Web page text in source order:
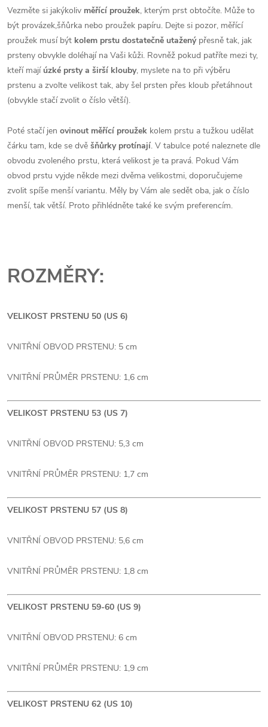
Vezměte si jakýkoliv měřící proužek, kterým prst obtočíte. Může to
být provázek,šňůrka nebo proužek papíru. Dejte si pozor, měřící
proužek musí být kolem prstu dostatečně utaženýpřesně tak, jak
prsteny obvykle doléhají na Vaši kůži. Rovněž pokud patříte mezi ty,
kteří mají úzké prsty a širší klouby, myslete na to při výběru
prstenu a zvolte velikost tak, aby šel prsten přes kloub přetáhnout
(obvykle stačí zvolit o číslo větší).
Poté stačí jen ovinout měřící proužek kolem prstu a tužkou udělat
čárku tam, kde se dvě šňůrky protínají. V tabulce poté naleznete dle
obvodu zvoleného prstu, která velikost je ta pravá. Pokud Vám
obvod prstu vyjde někde mezi dvěma velikostmi, doporučujeme
zvolit spíše menší variantu. Měly by Vám ale sedět oba, jak o číslo
menší, tak větší. Proto přihlédněte také ke svým preferencím.
ROZMĚRY:
VELIKOST PRSTENU 50 (US 6)
VNITŘNÍ OBVOD PRSTENU: 5 cm
VNITŘNÍ PRŮMĚR PRSTENU: 1,6 cm
VELIKOST PRSTENU 53 (US 7)
VNITŘNÍ OBVOD PRSTENU: 5,3 cm
VNITŘNÍ PRŮMĚR PRSTENU: 1,7 cm
VELIKOST PRSTENU 57 (US 8)
VNITŘNÍ OBVOD PRSTENU: 5,6 cm
VNITŘNÍ PRŮMĚR PRSTENU: 1,8 cm
VELIKOST PRSTENU 59-60 (US 9)
VNITŘNÍ OBVOD PRSTENU: 6 cm
VNITŘNÍ PRŮMĚR PRSTENU: 1,9 cm
VELIKOST PRSTENU 62 (US 10)